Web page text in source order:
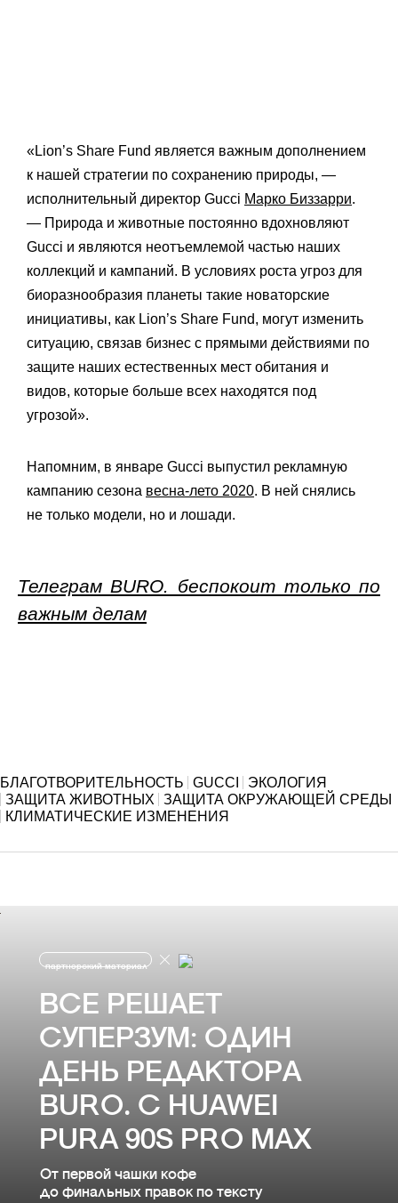
«Lion’s Share Fund является важным дополнением
к нашей стратегии по сохранению природы, —
исполнительный директор Gucci Марко Биззарри.
— Природа и животные постоянно вдохновляют
Gucci и являются неотъемлемой частью наших
коллекций и кампаний. В условиях роста угроз для
биоразнообразия планеты такие новаторские
инициативы, как Lion’s Share Fund, могут изменить
ситуацию, связав бизнес с прямыми действиями по
защите наших естественных мест обитания и
видов, которые больше всех находятся под
угрозой».
Напомним, в январе Gucci выпустил рекламную
кампанию сезона весна-лето 2020. В ней снялись
не только модели, но и лошади.
Телеграм BURO. беспокоит только по
важным делам
БЛАГОТВОРИТЕЛЬНОСТЬ GUCCI
ЭКОЛОГИЯ
ЗАЩИТА ЖИВОТНЫХ
ЗАЩИТА ОКРУЖАЮЩЕЙ СРЕДЫ
КЛИМАТИЧЕСКИЕ ИЗМЕНЕНИЯ
партнерский материал
ВСЕ РЕШАЕТ
СУПЕРЗУМ: ОДИН
ДЕНЬ РЕДАКТОРА
BURO. С HUAWEI
PURA 90S PRO MAX
От первой чашки кофе
до финальных правок по тексту